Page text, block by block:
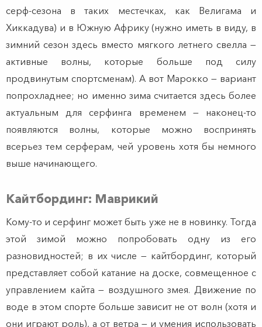
серф-сезона в таких местечках, как Велигама и
Хиккадува) и в Южную Африку (нужно иметь в виду, в
зимний сезон здесь вместо мягкого летнего свелла —
активные волны, которые больше под силу
продвинутым спортсменам). А вот Марокко — вариант
попрохладнее; но именно зима считается здесь более
актуальным для серфинга временем — наконец-то
появляются волны, которые можно воспринять
всерьез тем серферам, чей уровень хотя бы немного
выше начинающего.
Кайтбординг: Маврикий
Кому-то и серфинг может быть уже не в новинку. Тогда
этой зимой можно попробовать одну из его
разновидностей; в их числе — кайтбординг, который
представляет собой катание на доске, совмещенное с
управлением кайта — воздушного змея. Движение по
воде в этом спорте больше зависит не от волн (хотя и
они играют роль), а от ветра — и умения использовать